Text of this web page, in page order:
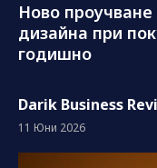
Ново проучване
дизайна при
годишно
Darik Business
11 Юни 2026